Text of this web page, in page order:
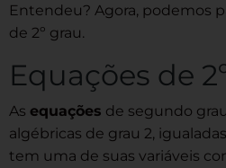
Entendeu? Agora, podemos
de 2º grau.
Equações de
As equações de segundo
algébricas de grau 2,
tem uma de suas variáveis